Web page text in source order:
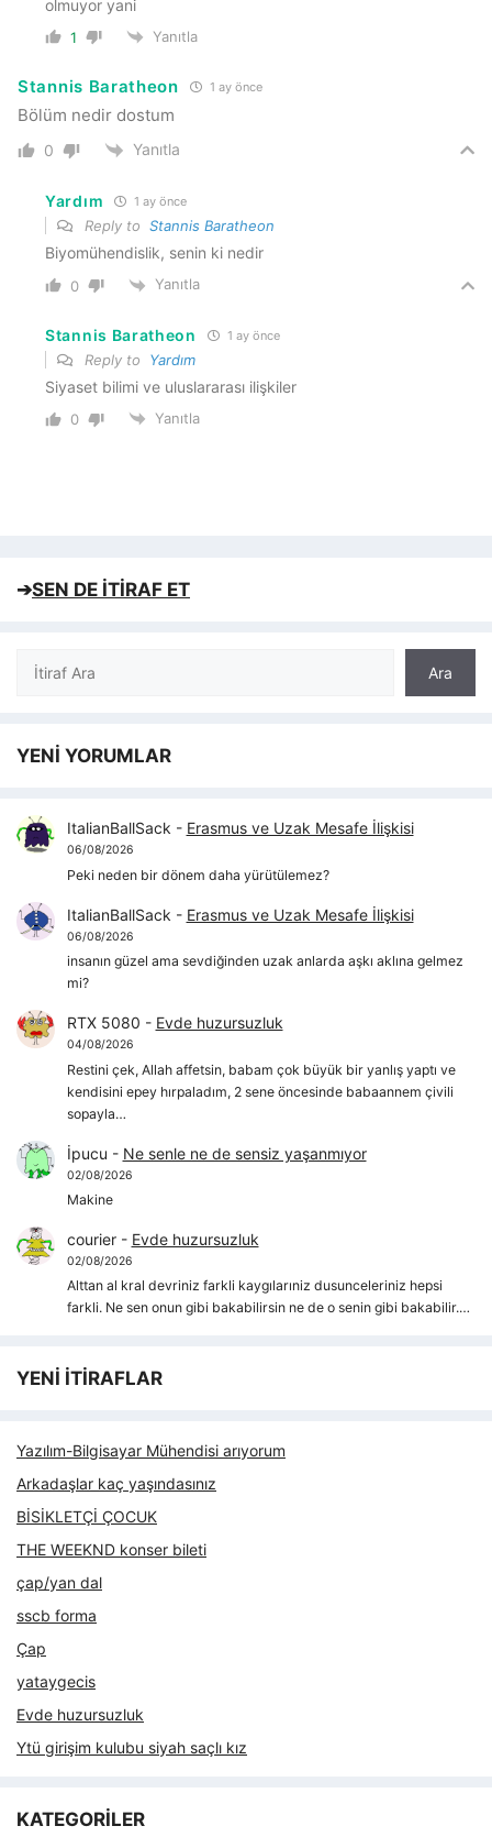
olmuyor yani
1 Yanıtla
Stannis Baratheon 1 ay önce
Bölüm nedir dostum
0 Yanıtla
Yardım 1 ay önce
Reply to Stannis Baratheon
Biyomühendislik, senin ki nedir
0 Yanıtla
Stannis Baratheon 1 ay önce
Reply to Yardım
Siyaset bilimi ve uluslararası ilişkiler
0 Yanıtla
➔SEN DE İTİRAF ET
Ara
Ara
YENİ YORUMLAR
ItalianBallSack - Erasmus ve Uzak Mesafe İlişkisi
06/08/2026
Peki neden bir dönem daha yürütülemez?
ItalianBallSack - Erasmus ve Uzak Mesafe İlişkisi
06/08/2026
insanın güzel ama sevdiğinden uzak anlarda aşkı aklına gelmez
mi?
RTX 5080 - Evde huzursuzluk
04/08/2026
Restini çek, Allah affetsin, babam çok büyük bir yanlış yaptı ve
kendisini epey hırpaladım, 2 sene öncesinde babaannem çivili
sopayla…
İpucu - Ne senle ne de sensiz yaşanmıyor
02/08/2026
Makine
courier- Evde huzursuzluk
02/08/2026
Alttan al kral devriniz farkli kaygılarıniz dusunceleriniz hepsi
farkli. Ne sen onun gibi bakabilirsin ne de o senin gibi bakabilir.…
YENİ İTİRAFLAR
Yazılım-Bilgisayar Mühendisi arıyorum
Arkadaşlar kaç yaşındasınız
BİSİKLETÇİ ÇOCUK
THE WEEKND konser bileti
çap/yan dal
sscb forma
Çap
yataygecis
Evde huzursuzluk
Ytü girişim kulubu siyah saçlı kız
KATEGORİLER